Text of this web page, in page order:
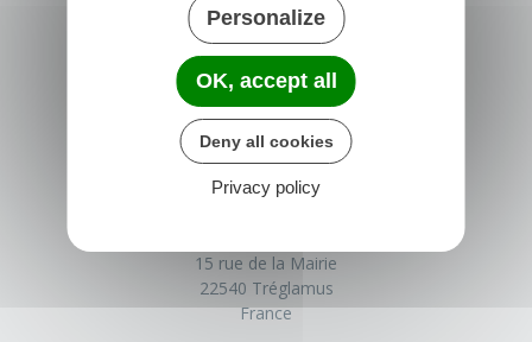
15 rue de la Mairie
22540 Tréglamus
France
Personalize
OK, accept all
Deny all cookies
Privacy policy